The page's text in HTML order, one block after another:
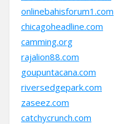
onlinebahisforum1.com
chicagoheadline.com
camming.org
rajalion88.com
goupuntacana.com
riversedgepark.com
zaseez.com
catchycrunch.com